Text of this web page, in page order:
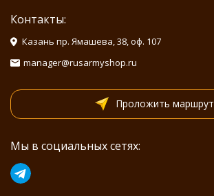
Контакты:
Казань пр. Ямашева, 38, оф. 107
manager@rusarmyshop.ru
Проложить маршрут
Мы в социальных сетях: